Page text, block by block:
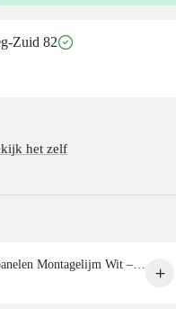
Zuid 82
het zelf
SPC/PVC/PET-VILT/Seude panelen Montagelijm Wit – Sterke Lijm voor Alle Decoratieve Panelen